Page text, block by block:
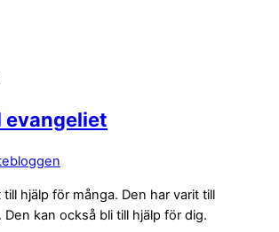
evangeliet
till hjälp för många. Den har varit till
Den kan också bli till hjälp för dig.